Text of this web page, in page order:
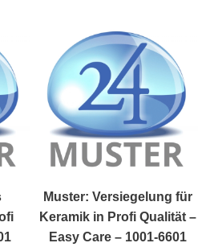
Muster: Versiegelung für
Keramik in Profi Qualität –
Easy Care – 1001-6601